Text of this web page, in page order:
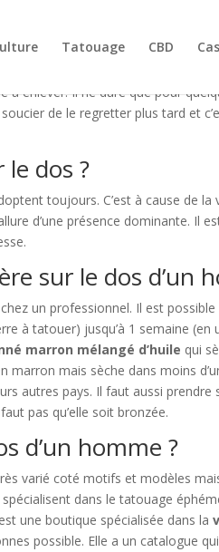
Tatouage CBD
enlever. Il ne dure que pour
de le regretter plus tard et
dos ?
toujours. C’est à cause de la
d’une présence dominante. Il
sur le dos d’un
un professionnel. Il est
à tatouer) jusqu’à 1 semaine (en
marron mélangé d’huile qui
mais sèche dans moins
autres pays. Il faut aussi prendre
pas qu’elle soit bronzée.
d’un homme ?
varié coté motifs et modèles
dans le tatouage
une boutique spécialisée dans la
possible. Elle a un catalogue